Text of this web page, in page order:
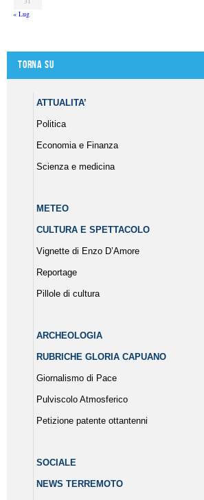
« Lug
Torna su
ATTUALITA’
Politica
Economia e Finanza
Scienza e medicina
METEO
CULTURA E SPETTACOLO
Vignette di Enzo D’Amore
Reportage
Pillole di cultura
ARCHEOLOGIA
RUBRICHE GLORIA CAPUANO
Giornalismo di Pace
Pulviscolo Atmosferico
Petizione patente ottantenni
SOCIALE
NEWS TERREMOTO